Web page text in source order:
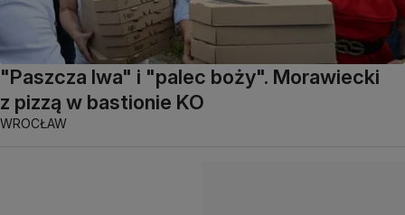
"Paszcza lwa" i "palec boży". Morawiecki
z pizzą w bastionie KO
WROCŁAW